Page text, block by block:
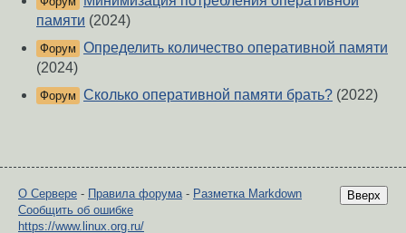
памяти (2024)
Форум Определить количество оперативной памяти
(2024)
Форум Сколько оперативной памяти брать? (2022)
Вверх
О Сервере - Правила форума- Разметка Markdown
Сообщить об ошибке
https://www.linux.org.ru/